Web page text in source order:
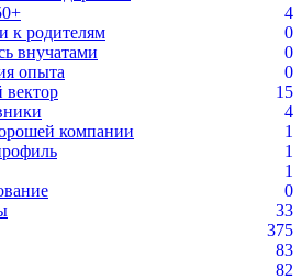
4
к родителям
0
внучатами
0
опыта
0
15
4
компании
1
1
1
0
33
375
83
82